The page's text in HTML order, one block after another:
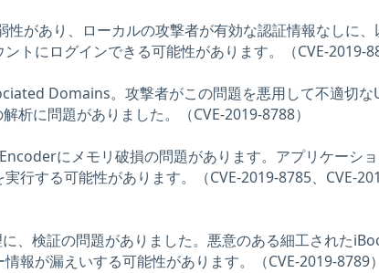
性があり、ローカルの攻撃者が有効な認証情報なしに、
トにログインできる可能性があります。（CVE-2019-
Domains。攻撃者がこの問題を悪用して不適切な
析に問題がありました。（CVE-2019-8788）
にメモリ破損の問題があります。アプリケーシ
行する可能性があります。（CVE-2019-8785、CVE-
、検証の問題がありました。悪意のある細工された
報が漏えいする可能性があります。（CVE-2019-8789）